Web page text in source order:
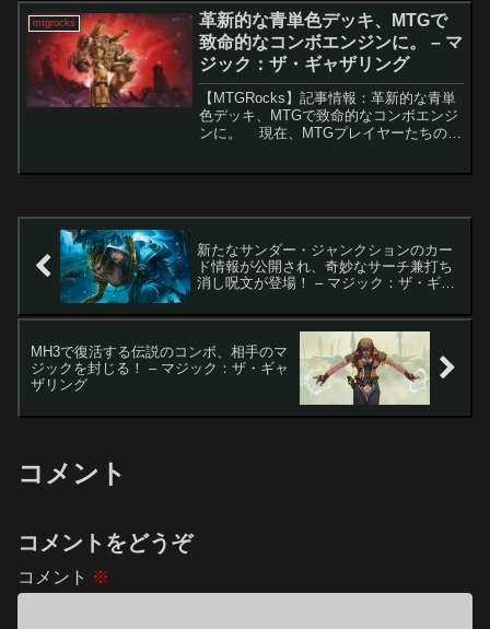
で、デザイナーからは敬遠されるものも
ある。その...
mtgrocks
革新的な青単色デッキ、MTGで
致命的なコンボエンジンに。 – マ
ジック：ザ・ギャザリング
【MTGRocks】記事情報：革新的な青単
色デッキ、MTGで致命的なコンボエンジ
ンに。 現在、MTGプレイヤーたちの関
新たなサンダー・ジャンクションのカー
ド情報が公開され、奇妙なサーチ兼打ち
消し呪文が登場！ – マジック：ザ・ギャ
MH3で復活する伝説のコンボ、相手のマ
ジックを封じる！ – マジック：ザ・ギャ
ザリング
コメント
コメントをどうぞ
コメント ※